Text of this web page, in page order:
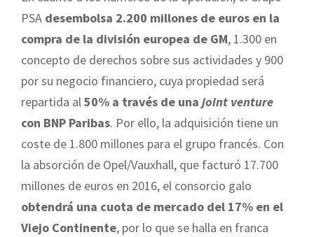
PSA desembolsa 2.200 millones de euros en la
compra de la división europea de GM, 1.300 en
concepto de derechos sobre sus actividades y 900
por su negocio financiero, cuya propiedad será
repartida al50% a través de una joint venture
con BNP Paribas. Por ello, la adquisición tiene un
coste de 1.800 millones para el grupo francés. Con
la absorción de Opel/Vauxhall, que facturó 17.700
millones de euros en 2016, el consorcio galo
obtendrá una cuota de mercado del 17% en el
Viejo Continente, por lo que se halla en franca